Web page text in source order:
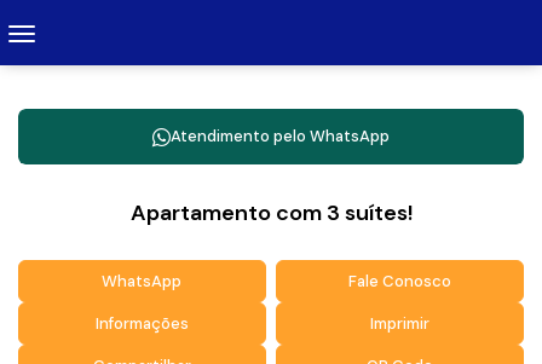
Atendimento pelo WhatsApp
Apartamento com 3 suítes!
WhatsApp Fale Conosco
Informações Imprimir